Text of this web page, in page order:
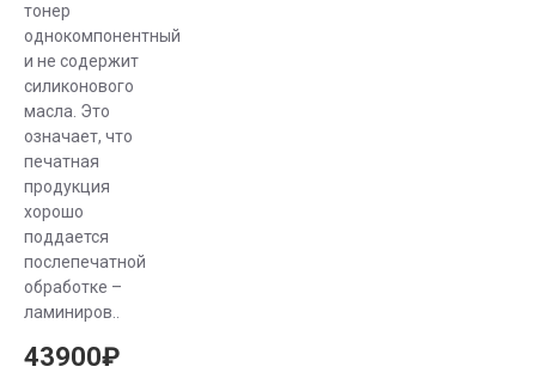
тонер
однокомпонентный
и не содержит
силиконового
масла. Это
означает, что
печатная
продукция
хорошо
поддается
послепечатной
обработке –
ламиниров..
43900₽